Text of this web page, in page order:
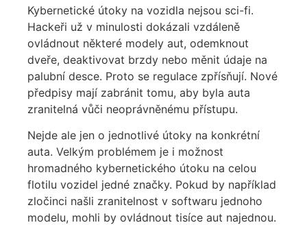
Kybernetické útoky na vozidla nejsou sci-fi.
Hackeři už v minulosti dokázali vzdáleně
ovládnout některé modely aut, odemknout
dveře, deaktivovat brzdy nebo měnit údaje na
palubní desce. Proto se regulace zpřísňují. Nové
předpisy mají zabránit tomu, aby byla auta
zranitelná vůči neoprávněnému přístupu.
Nejde ale jen o jednotlivé útoky na konkrétní
auta. Velkým problémem je i možnost
hromadného kybernetického útoku na celou
flotilu vozidel jedné značky. Pokud by například
zločinci našli zranitelnost v softwaru jednoho
modelu, mohli by ovládnout tisíce aut najednou.